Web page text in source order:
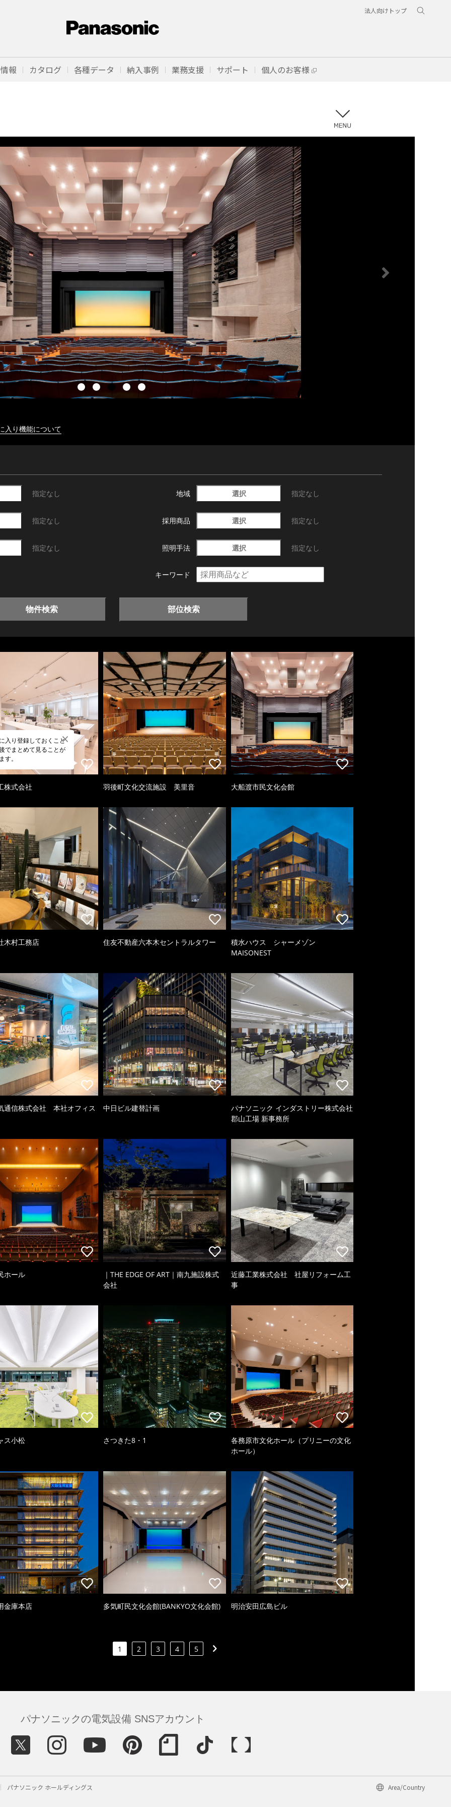
法人向けトップ
報 カタログ 各種データ 納入事例 業務支援 サポート 個人のお客様
入り機能について
指定なし 地域 選択 指定なし
指定なし 採用商品 選択 指定なし
指定なし 照明手法 選択 指定なし
キーワード
物件検索 部位検索
入り登録しておくこと
でまとめて見ることが
す。
株式会社 羽後町文化交流施設 美里音 大船渡市民文化会館
木村工務店 住友不動産六本木セントラルタワー
積水ハウス シャーメゾン
MAISONEST
通信株式会社 本社オフィス 中日ビル建替計画
パナソニック インダストリー株式会社
郡山工場 新事務所
ホール
｜THE EDGE OF ART｜南九施設株式
会社
近藤工業株式会社 社屋リフォーム工
事
ス小松 さつきた8・1
各務原市文化ホール（プリニーの文化
ホール）
金庫本店 多気町民文化会館(BANKYO文化会館) 明治安田広島ビル
1 2 3 4 5
パナソニックの電気設備 SNSアカウント
パナソニック ホールディングス Area/Country